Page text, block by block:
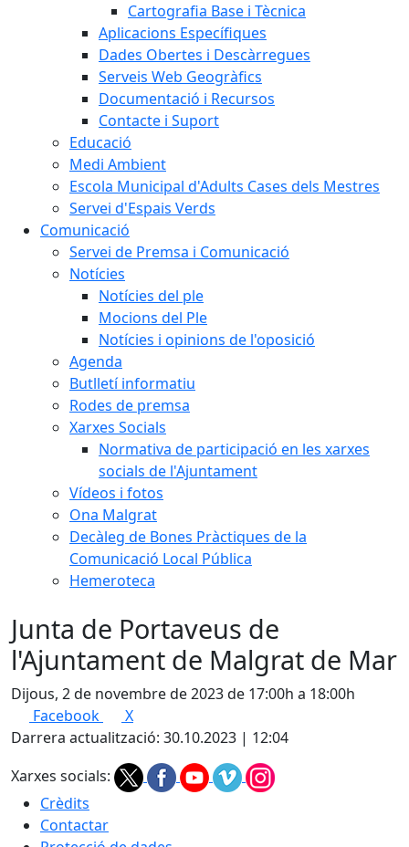
Cartografia Base i Tècnica
Aplicacions Específiques
Dades Obertes i Descàrregues
Serveis Web Geogràfics
Documentació i Recursos
Contacte i Suport
Educació
Medi Ambient
Escola Municipal d'Adults Cases dels Mestres
Servei d'Espais Verds
Comunicació
Servei de Premsa i Comunicació
Notícies
Notícies del ple
Mocions del Ple
Notícies i opinions de l'oposició
Agenda
Butlletí informatiu
Rodes de premsa
Xarxes Socials
Normativa de participació en les xarxes
socials de l'Ajuntament
Vídeos i fotos
Ona Malgrat
Decàleg de Bones Pràctiques de la
Comunicació Local Pública
Hemeroteca
Junta de Portaveus de
l'Ajuntament de Malgrat de Mar
Dijous, 2 de novembre de 2023 de 17:00h a 18:00h
Facebook
X
Darrera actualització: 30.10.2023 | 12:04
Xarxes socials:
Crèdits
Contactar